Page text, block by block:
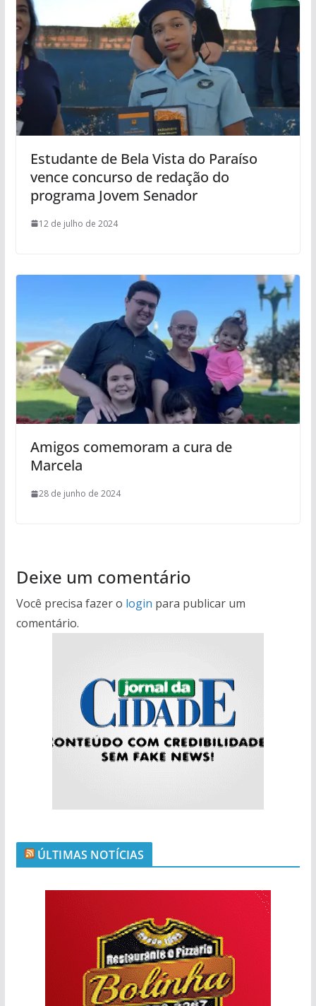
Estudante de Bela Vista do Paraíso
vence concurso de redação do
programa Jovem Senador
12 de julho de 2024
Amigos comemoram a cura de
Marcela
28 de junho de 2024
Deixe um comentário
Você precisa fazer o login para publicar um
comentário.
ÚLTIMAS NOTÍCIAS